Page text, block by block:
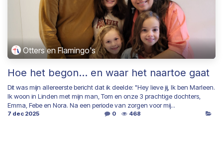
Otters en Flamingo's
Hoe het begon… en waar het naartoe gaat
Dit was mijn allereerste bericht dat ik deelde: "Hey lieve jij, Ik ben Marleen.
Ik woon in Linden met mijn man, Tom en onze 3 prachtige dochters,
Emma, Febe en Nora. Na een periode van zorgen voor mij...
7 dec 2025 0 468